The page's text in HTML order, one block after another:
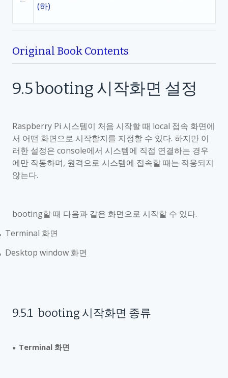
(하)
Original Book Contents
9.5booting 시작화면 설정
Raspberry Pi 시스템이 처음 시작할 때 local 접속 화면에
서 어떤 화면으로 시작할지를 지정할 수 있다. 하지만 이
러한 설정은 console에서 시스템에 직접 연결하는 경우
에만 작동하며, 원격으로 시스템에 접속할 때는 적용되지
않는다.
booting할 때 다음과 같은 화면으로 시작할 수 있다.
Terminal 화면
Desktop window 화면
9.5.1 booting 시작화면 종류
● Terminal 화면